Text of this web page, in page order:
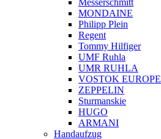
Messerschmitt
MONDAINE
Philipp Plein
Regent
Tommy Hilfiger
UMF Ruhla
UMR RUHLA
VOSTOK EUROPE
ZEPPELIN
Sturmanskie
HUGO
ARMANI
Handaufzug